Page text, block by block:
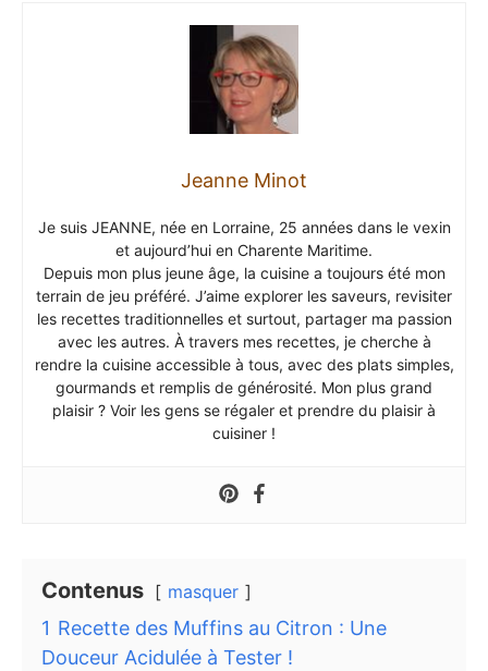
Jeanne Minot
Je suis JEANNE, née en Lorraine, 25 années dans le vexin
et aujourd’hui en Charente Maritime.
Depuis mon plus jeune âge, la cuisine a toujours été mon
terrain de jeu préféré. J’aime explorer les saveurs, revisiter
les recettes traditionnelles et surtout, partager ma passion
avec les autres. À travers mes recettes, je cherche à
rendre la cuisine accessible à tous, avec des plats simples,
gourmands et remplis de générosité. Mon plus grand
plaisir ? Voir les gens se régaler et prendre du plaisir à
cuisiner !
Contenus masquer
1 Recette des Muffins au Citron : Une
Douceur Acidulée à Tester !